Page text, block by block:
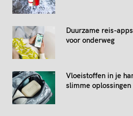
Duurzame reis-
voor onderweg
Vloeistoffen in je
slimme oplossingen